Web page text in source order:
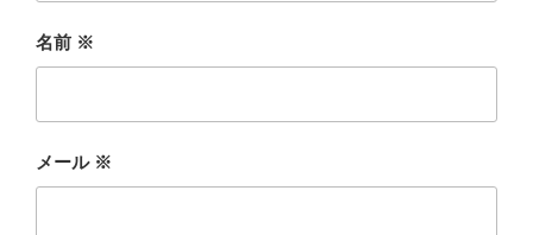
名前 ※
メール ※